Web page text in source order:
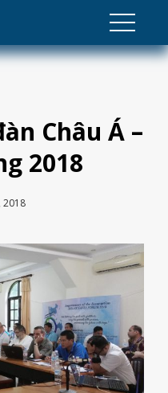
Châu Á –
2018
2018